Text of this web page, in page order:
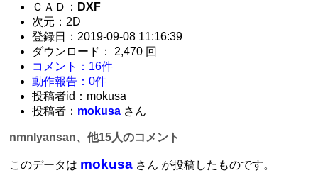
ＣＡＤ： DXF
次元：2D
登録日：2019-09-08 11:16:39
ダウンロード： 2,470 回
コメント：16件
動作報告：0件
投稿者id：mokusa
投稿者： mokusa さん
nmnlyansan、他15人のコメント
このデータは mokusa さん が投稿したものです。